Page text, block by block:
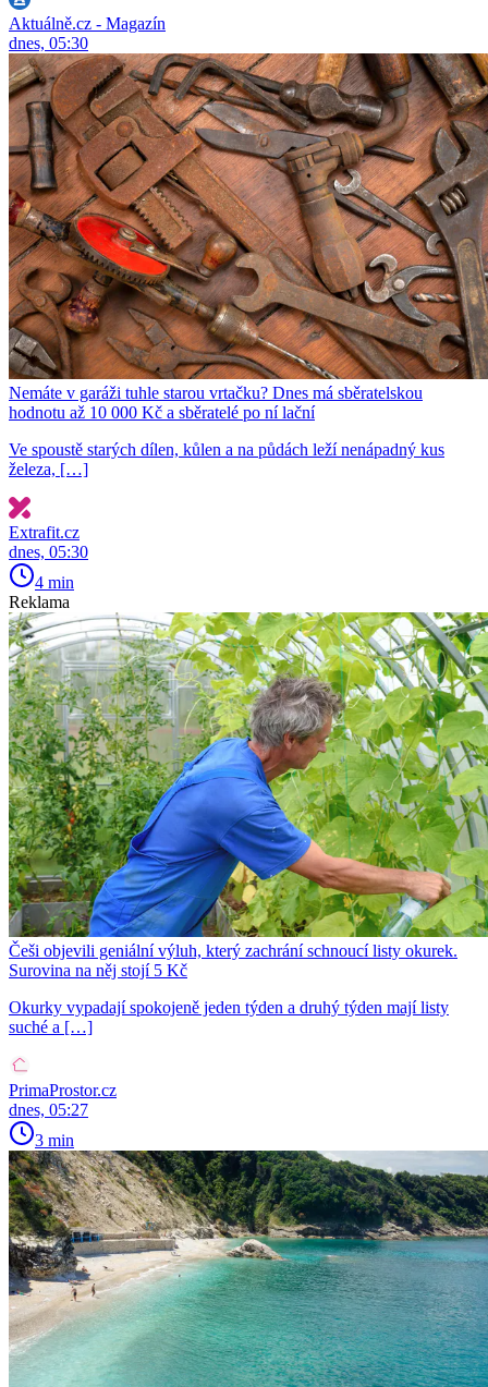
Aktuálně.cz - Magazín
dnes, 05:30
Nemáte v garáži tuhle starou vrtačku? Dnes má sběratelskou
hodnotu až 10 000 Kč a sběratelé po ní lační
Ve spoustě starých dílen, kůlen a na půdách leží nenápadný kus
železa, […]
Extrafit.cz
dnes, 05:30
4 min
Reklama
Češi objevili geniální výluh, který zachrání schnoucí listy okurek.
Surovina na něj stojí 5 Kč
Okurky vypadají spokojeně jeden týden a druhý týden mají listy
suché a […]
PrimaProstor.cz
dnes, 05:27
3 min